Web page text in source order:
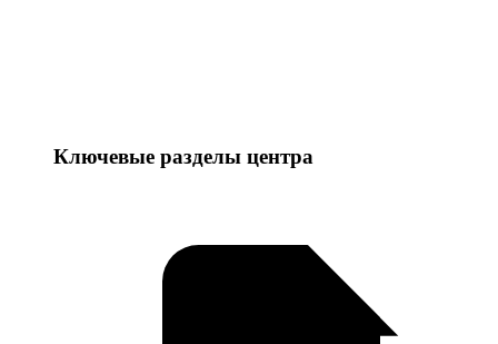
Ключевые разделы центра